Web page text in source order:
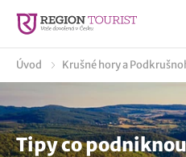
Úvod Krušné hory a
Tipy co